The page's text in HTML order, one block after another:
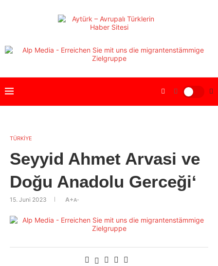
TÜRKİYE
Seyyid Ahmet Arvasi ve
Doğu Anadolu Gerceği‘
15. Juni 2023 A+A-